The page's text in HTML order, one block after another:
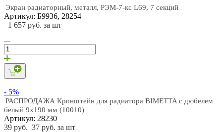
Экран радиаторный, металл, РЭМ-7-кс L69, 7 секций
Артикул: Б9936, 28254
1 657 руб. за шт
- 5%
РАСПРОДАЖА Кронштейн для радиатора BIMETTA с дюбелем
белый 9х190 мм (10010)
Артикул: 28230
39 руб. 37 руб. за шт